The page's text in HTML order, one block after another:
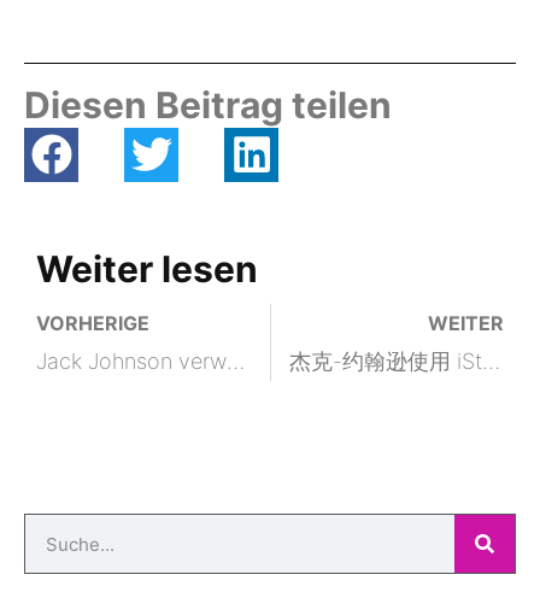
Diesen Beitrag teilen
Weiter lesen
VORHERIGE
Jack Johnson verwendet iStopMotion
WEITER
杰克-约翰逊使用 iStopMotion